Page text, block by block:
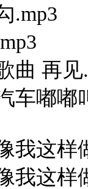
.mp3
曲 再见
车嘟嘟
我这样
我这样